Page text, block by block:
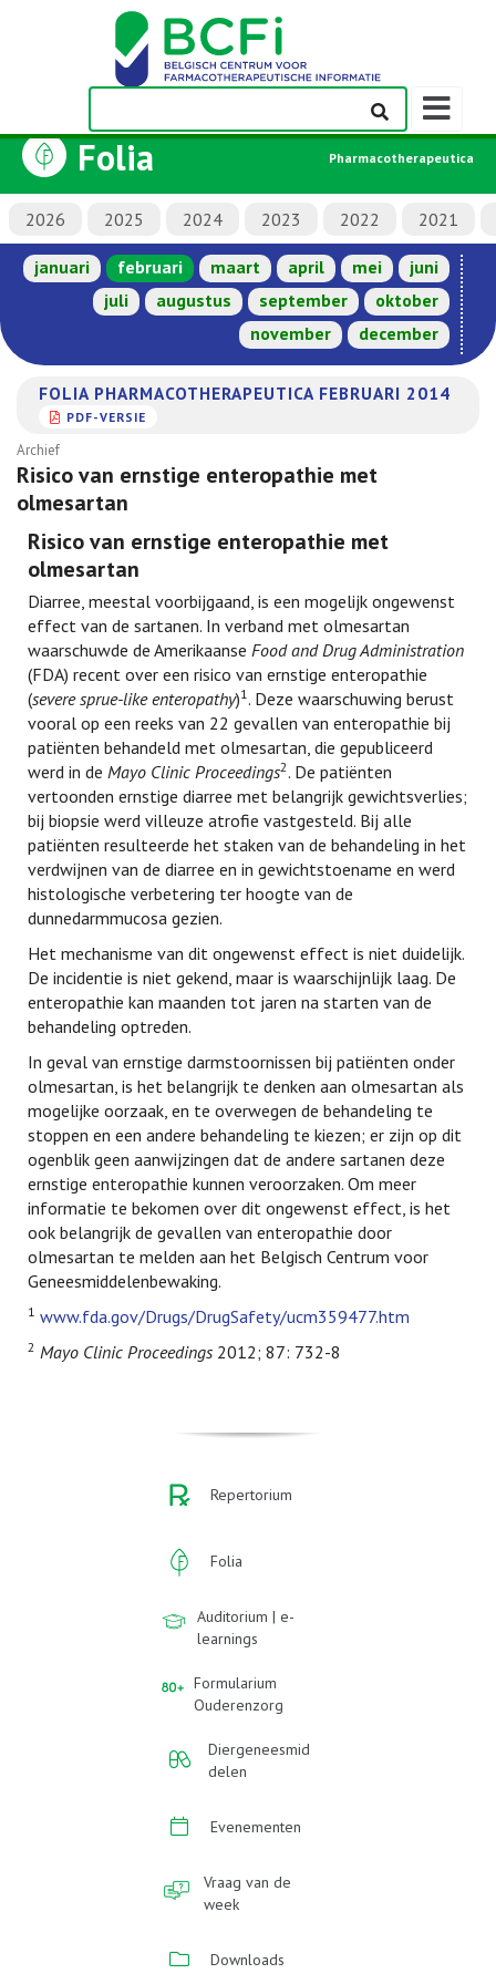
Folia Pharmacotherapeutica
2026 2025 2024 2023 2022 2021
januari februari maart april mei
juni
juli
augustus september
oktober
november
december
FOLIA PHARMACOTHERAPEUTICA FEBRUARI 2014
PDF-VERSIE
Archief
Risico van ernstige enteropathie met
olmesartan
Risico van ernstige enteropathie met
olmesartan
Diarree, meestal voorbijgaand, is een mogelijk ongewenst
effect van de sartanen. In verband met olmesartan
waarschuwde de Amerikaanse Food and Drug Administration
(FDA) recent over een risico van ernstige enteropathie
(severe sprue-like enteropathy)1. Deze waarschuwing berust
vooral op een reeks van 22 gevallen van enteropathie bij
patiënten behandeld met olmesartan, die gepubliceerd
werd in de Mayo Clinic Proceedings2. De patiënten
vertoonden ernstige diarree met belangrijk gewichtsverlies;
bij biopsie werd villeuze atrofie vastgesteld. Bij alle
patiënten resulteerde het staken van de behandeling in het
verdwijnen van de diarree en in gewichtstoename en werd
histologische verbetering ter hoogte van de
dunnedarmmucosa gezien.
Het mechanisme van dit ongewenst effect is niet duidelijk.
De incidentie is niet gekend, maar is waarschijnlijk laag. De
enteropathie kan maanden tot jaren na starten van de
behandeling optreden.
In geval van ernstige darmstoornissen bij patiënten onder
olmesartan, is het belangrijk te denken aan olmesartan als
mogelijke oorzaak, en te overwegen de behandeling te
stoppen en een andere behandeling te kiezen; er zijn op dit
ogenblik geen aanwijzingen dat de andere sartanen deze
ernstige enteropathie kunnen veroorzaken. Om meer
informatie te bekomen over dit ongewenst effect, is het
ook belangrijk de gevallen van enteropathie door
olmesartan te melden aan het Belgisch Centrum voor
Geneesmiddelenbewaking.
1 www.fda.gov/Drugs/DrugSafety/ucm359477.htm
2 Mayo Clinic Proceedings 2012; 87: 732-8
Repertorium
Folia
Auditorium | e-
learnings
Formularium
Ouderenzorg
Diergeneesmid
delen
Evenementen
Vraag van de
week
Downloads